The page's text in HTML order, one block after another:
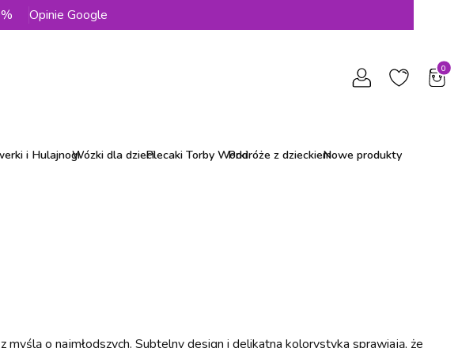
Opinie Google
i HulajnogiWózki dla dzieciPlecaki Torby WorkiPodróże z dzieckiemNowe produkty
o najmłodszych. Subtelny design i delikatna kolorystyka sprawiają, że